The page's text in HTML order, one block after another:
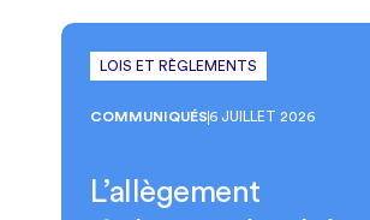
LOIS ET RÈGLEMENTS
COMMUNIQUÉS6 JUILLET 2026
L’allègement